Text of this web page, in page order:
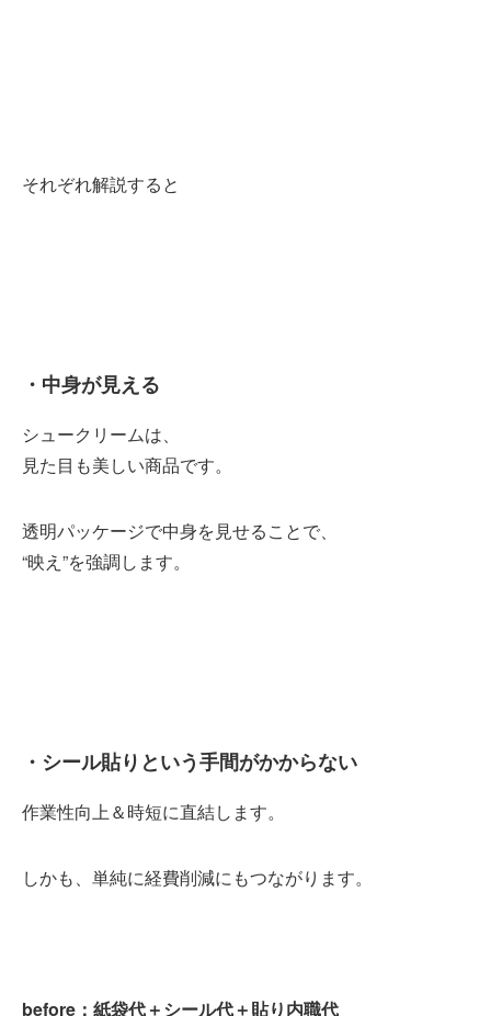
それぞれ解説すると
・中身が見える
シュークリームは、
見た目も美しい商品です。
透明パッケージで中身を見せることで、
“映え”を強調します。
・シール貼りという手間がかからない
作業性向上＆時短に直結します。
しかも、単純に経費削減にもつながります。
before：紙袋代＋シール代＋貼り内職代